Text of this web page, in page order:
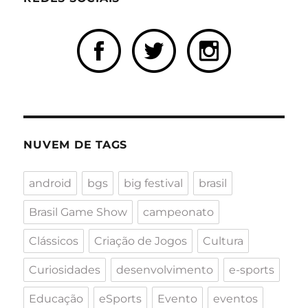
NUVEM DE TAGS
android bgs big festival brasil
Brasil Game Show campeonato
Clássicos Criação de Jogos Cultura
Curiosidades desenvolvimento e-sports
Educação eSports Evento eventos